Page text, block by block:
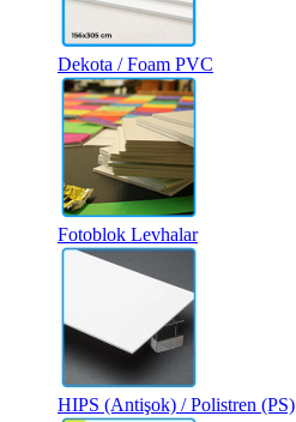
Dekota / Foam PVC
Fotoblok Levhalar
HIPS (Antişok) / Polistren (PS)